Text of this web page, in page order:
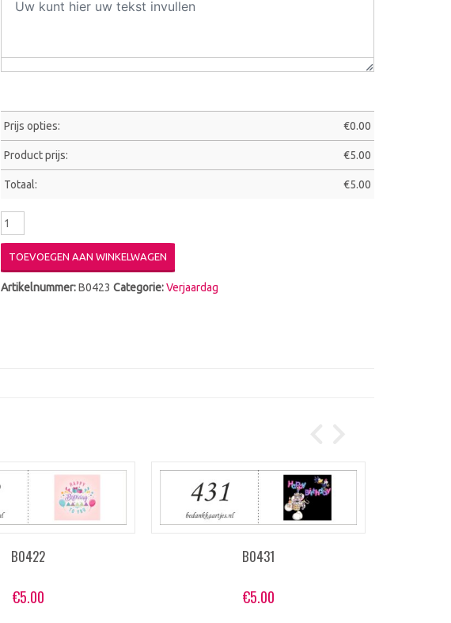
Prijs opties: €0.00
Product prijs: €5.00
Totaal: €5.00
TOEVOEGEN AAN WINKELWAGEN
Artikelnummer:B0423 Categorie:Verjaardag
B0422
€5.00
B0431
€5.00